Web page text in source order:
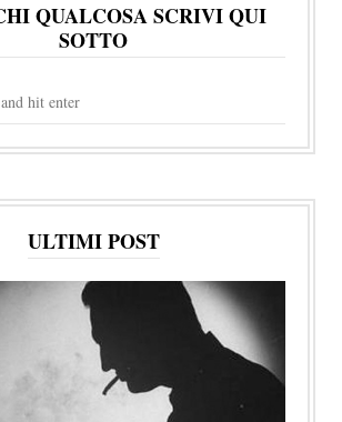
QUALCOSA SCRIVI QUI
SOTTO
ULTIMI POST